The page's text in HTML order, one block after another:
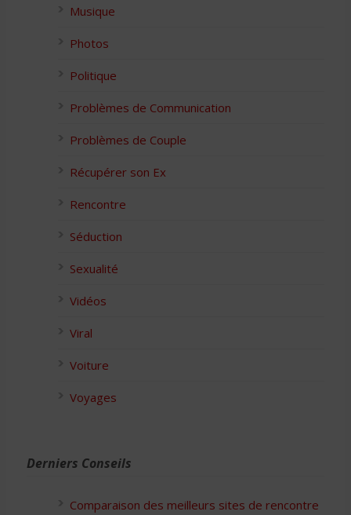
Musique
Photos
Politique
Problèmes de Communication
Problèmes de Couple
Récupérer son Ex
Rencontre
Séduction
Sexualité
Vidéos
Viral
Voiture
Voyages
Derniers Conseils
Comparaison des meilleurs sites de rencontre